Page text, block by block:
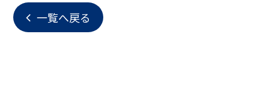
一覧へ戻る